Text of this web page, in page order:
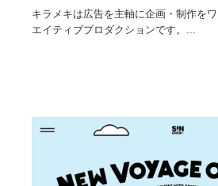
キラメキは広告を主軸に企画・制作を
エイティブプロダクションです。...